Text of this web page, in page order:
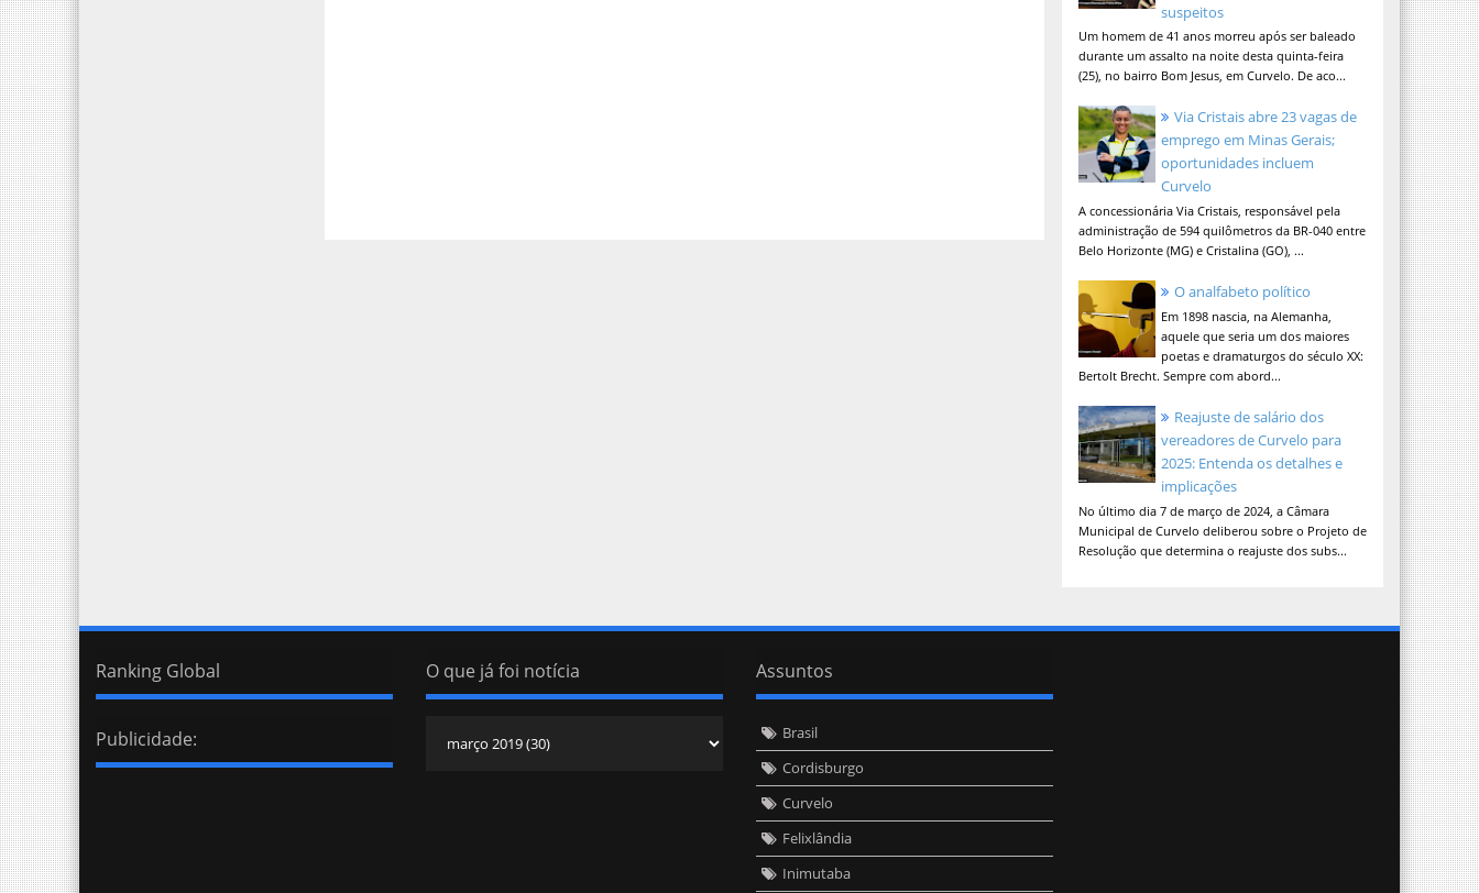
suspeitos
Um homem de 41 anos morreu após ser baleado
durante um assalto na noite desta quinta-feira
(25), no bairro Bom Jesus, em Curvelo. De aco...
Via Cristais abre 23 vagas de
emprego em Minas Gerais;
oportunidades incluem
Curvelo
A concessionária Via Cristais, responsável pela
administração de 594 quilômetros da BR-040 entre
Belo Horizonte (MG) e Cristalina (GO), ...
O analfabeto político
Em 1898 nascia, na Alemanha,
aquele que seria um dos maiores
poetas e dramaturgos do século XX:
Bertolt Brecht. Sempre com abord...
Reajuste de salário dos
vereadores de Curvelo para
2025: Entenda os detalhes e
implicações
No último dia 7 de março de 2024, a Câmara
Municipal de Curvelo deliberou sobre o Projeto de
Resolução que determina o reajuste dos subs...
Ranking Global
Publicidade:
O que já foi notícia Assuntos
Brasil
Cordisburgo
Curvelo
Felixlândia
Inimutaba